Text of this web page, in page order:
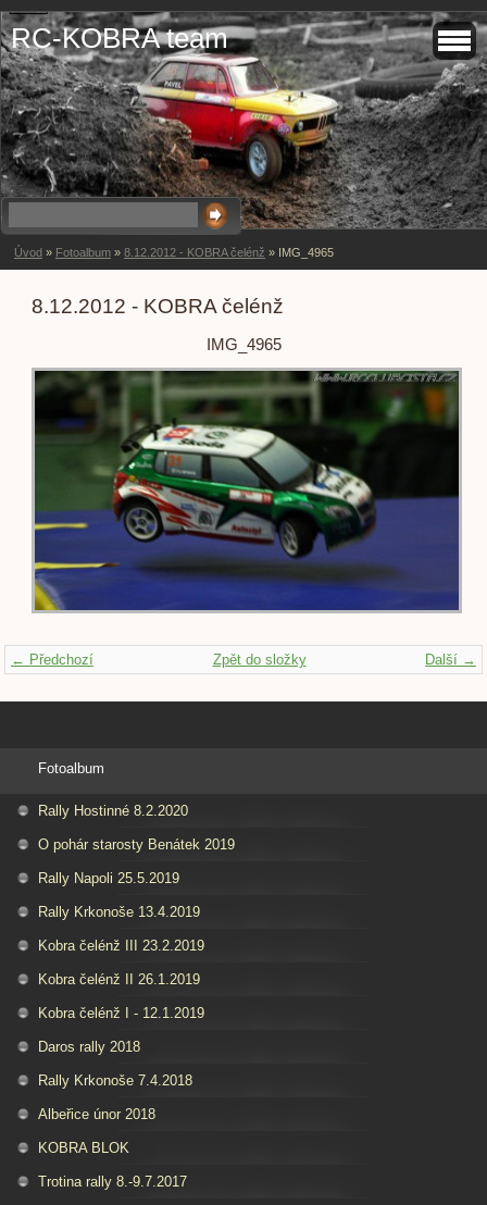
RC-KOBRA team
Úvod » Fotoalbum » 8.12.2012 - KOBRA čelénž » IMG_4965
8.12.2012 - KOBRA čelénž
IMG_4965
← Předchozí Další →
Zpět do složky
Fotoalbum
Rally Hostinné 8.2.2020
O pohár starosty Benátek 2019
Rally Napoli 25.5.2019
Rally Krkonoše 13.4.2019
Kobra čelénž III 23.2.2019
Kobra čelénž II 26.1.2019
Kobra čelénž I - 12.1.2019
Daros rally 2018
Rally Krkonoše 7.4.2018
Albeřice únor 2018
KOBRA BLOK
Trotina rally 8.-9.7.2017